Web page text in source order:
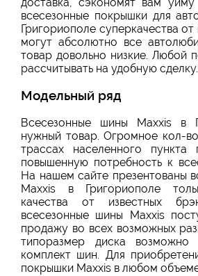
всесезонные покрышки для
Григориополе суперкачества
могут абсолютно все
товар довольно низкие. Любой
рассчитывать на удобную сделку.
Модельный ряд
Всесезонные шины Maxxis в
нужный товар. Огромное кол-
трассах населенного пункта
повышенную потребность к
На нашем сайте презентованы
Maxxis в Григориополе
качества от известных
всесезонные шины Maxxis
продажу во всех возможных
типоразмер диска возможно
комплект шин. Для
покрышки Maxxis в любом